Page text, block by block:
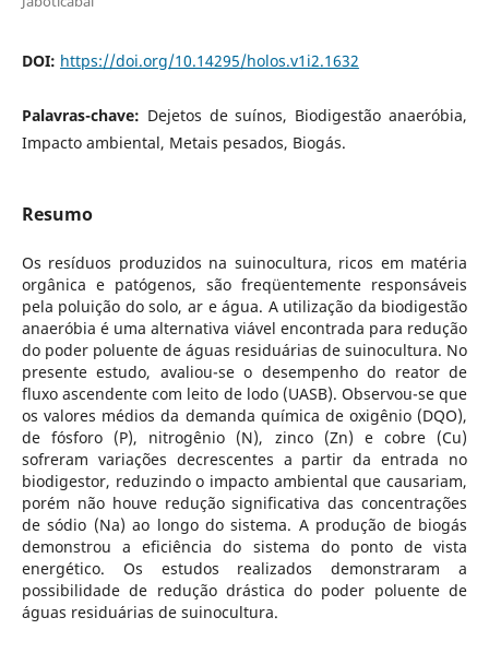
DOI: https://doi.org/10.14295/holos.v1i2.1632
Palavras-chave: Dejetos de suínos, Biodigestão anaeróbia,
Impacto ambiental, Metais pesados, Biogás.
Resumo
Os resíduos produzidos na suinocultura, ricos em matéria
orgânica e patógenos, são freqüentemente responsáveis
pela poluição do solo, ar e água. A utilização da biodigestão
anaeróbia é uma alternativa viável encontrada para redução
do poder poluente de águas residuárias de suinocultura. No
presente estudo, avaliou-se o desempenho do reator de
fluxo ascendente com leito de lodo (UASB). Observou-se que
os valores médios da demanda química de oxigênio (DQO),
de fósforo (P), nitrogênio (N), zinco (Zn) e cobre (Cu)
sofreram variações decrescentes a partir da entrada no
biodigestor, reduzindo o impacto ambiental que causariam,
porém não houve redução significativa das concentrações
de sódio (Na) ao longo do sistema. A produção de biogás
demonstrou a eficiência do sistema do ponto de vista
energético. Os estudos realizados demonstraram a
possibilidade de redução drástica do poder poluente de
águas residuárias de suinocultura.